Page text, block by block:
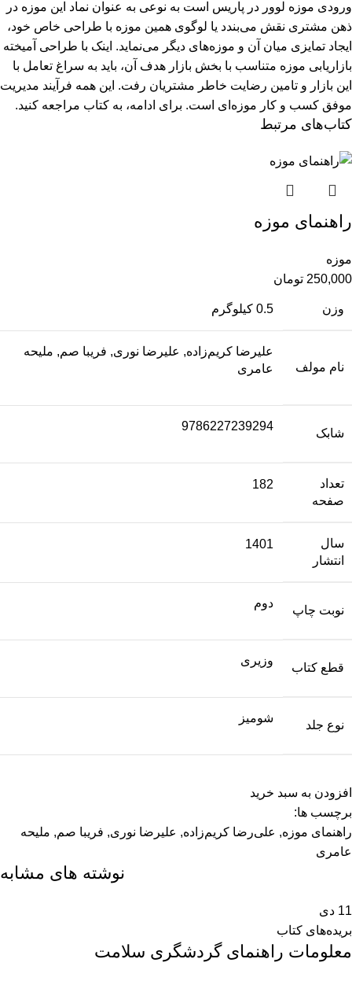
ورودی موزه لوور در پاریس است به نوعی به عنوان نماد این موزه در
ذهن مشتری نقش می‌بندد یا لوگوی همین موزه با طراحی خاص خود،
ایجاد تمایزی میان آن و موزه‌های دیگر می‌نماید. اینک با طراحی آمیخته
بازاریابی موزه متناسب با بخش بازار هدف آن، باید به سراغ تعامل با
این بازار و تامین رضایت خاطر مشتریان رفت. این همه فرآیند مدیریت
موفق کسب و کار موزه‌ای است. برای ادامه، به کتاب مراجعه کنید.
کتاب‌های مرتبط
راهنمای موزه
موزه
250,000 تومان
وزن 0.5 کیلوگرم
نام مولف
علیرضا کریم‌زاده, علیرضا نوری, فریبا صم, ملیحه
عامری
شابک
9786227239294
تعداد
صفحه
182
سال
انتشار
1401
نوبت چاپ
دوم
قطع کتاب
وزیری
نوع جلد
شومیز
افزودن به سبد خرید
برچسب ها:
راهنمای موزه, علی‌رضا کریم‌زاده, علیرضا نوری, فریبا صم, ملیحه
عامری
نوشته های مشابه
11 دی
بریده‌های کتاب
معلومات راهنمای گردشگری سلامت